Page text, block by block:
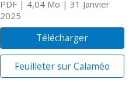
PDF| 4,04 Mo | 31 Janvier
2025
Télécharger
Feuilleter sur Calaméo